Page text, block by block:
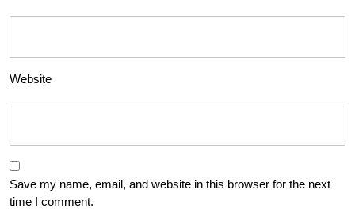
Website
Save my name, email, and website in this browser for the next
time I comment.